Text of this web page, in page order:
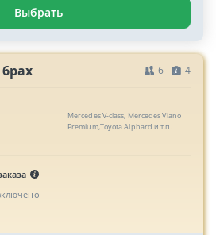
Выбрать
6 4
Mercedes V-class, Mercedes Viano
Premium,Toyota Alphard и т.п.